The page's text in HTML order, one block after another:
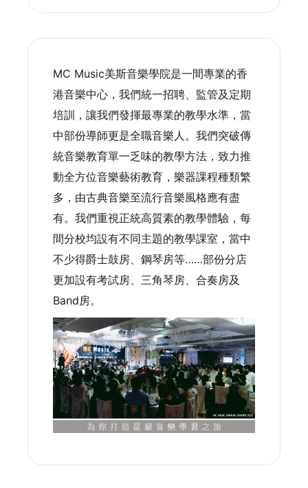
MC Music美斯音樂學院是一間專業的香
港音樂中心，我們統一招聘、監管及定期
培訓，讓我們發揮最專業的教學水準，當
中部份導師更是全職音樂人。我們突破傳
統音樂教育單一乏味的教學方法，致力推
動全方位音樂藝術教育，樂器課程種類繁
多，由古典音樂至流行音樂風格應有盡
有。我們重視正統高質素的教學體驗，每
間分校均設有不同主題的教學課室，當中
不少得爵士鼓房、鋼琴房等……部份分店
更加設有考試房、三角琴房、合奏房及
Band房。